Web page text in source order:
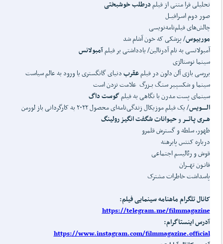
تحلیلی فرا متنی از فیلمدرطلب خوشبختی
صور دوم اسـرافیــل
چالش‌های فیلم‌نامه‌نویسی
موربیوس/ پزشکی که خون آشام شد
آمبولانسی به نام آدرنالین/ یادداشتی بر فیلمآمبولانس
سینما نوستالژی
بررسی بازی آلن دلون در فیلمعقربدنیای گانگستری یا ورود به عالم سیاست
سینما و شکسپیر سنـگ بــزرگ علامت نزدن است
سینمای پست مدرن با نگاهی به فیلمگوست داگ
الـــــویس/ یک فیلم موزیکال زندگی‌نامه‌ای محصول ۲۰۲۲ به کارگردانی باز لورمن
هــری پـاتـــر وحیوانات شگفت انگیز رولینگ
ظهور، سلطه و گسترش قلمرو
درباره کنتس پابرهنه
قوش و رئالیسم اجتماعی
قانـون تهـــران
پاسداشت خاطرات مشترک
کانال تلگرام ماهنامه سینمایی فیلم:
https://telegram.me/filmmagazine
آدرس اینستاگرام:
https://www.instagram.com/filmmagazine.official